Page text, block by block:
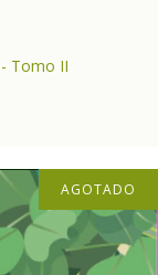
Tomo II
AGOTADO